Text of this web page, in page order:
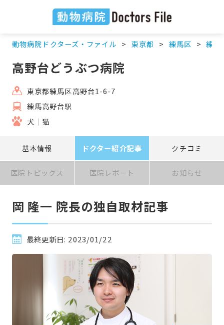
動物病院ドクターズ・ファイル 東京都 練馬区 練馬
高野台どうぶつ病院
東京都練馬区高野台1-6-7
練馬高野台駅
犬
猫
基本情報 ドクター紹介記事 クチコミ
医院トピックス 医院レポート お知らせ
岡 隆一 院長の独自取材記事
最終更新日: 2023/01/22